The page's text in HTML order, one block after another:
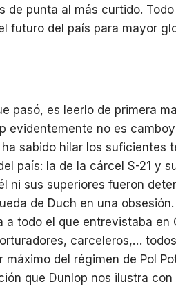
de punta al más curtido.
futuro del país para mayor
pasó, es leerlo de primera
evidentemente no es
sabido hilar los suficientes
país: la de la cárcel S-21 y
ni sus superiores fueron
de Duch en una
todo el que entrevistaba en
carceleros,…
del régimen de Pol
que Dunlop nos ilustra con